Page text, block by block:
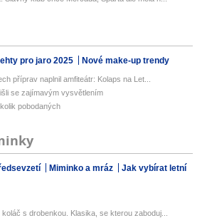
pro jaro 2025 Nové make-up trendy
příprav naplnil amfiteátr: Kolaps na Let...
se zajímavým vysvětlením
pobodaných
Miminko a mráz
Jak vybírat letní
s drobenkou. Klasika, se kterou zaboduj...